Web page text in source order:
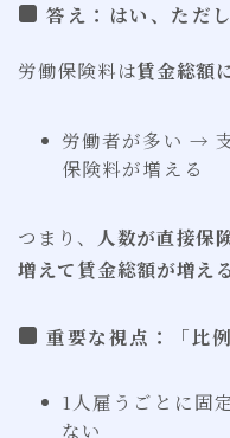
答え：はい、ただ
労働保険料は賃金総額
労働者が多い →
保険料が増える
つまり、 人数が直接保
増えて賃金総額が増え
重要な視点：「比
1人雇うごとに固
ない